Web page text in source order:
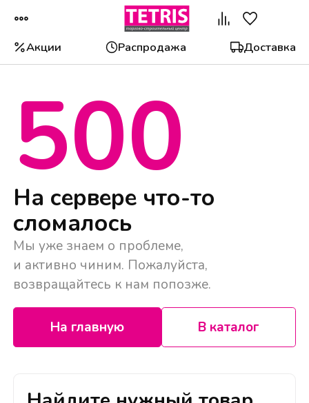
Акции Распродажа Доставка
500
На сервере что-то
сломалось
Мы уже знаем о проблеме,
и активно чиним. Пожалуйста,
возвращайтесь к нам попозже.
На главную В каталог